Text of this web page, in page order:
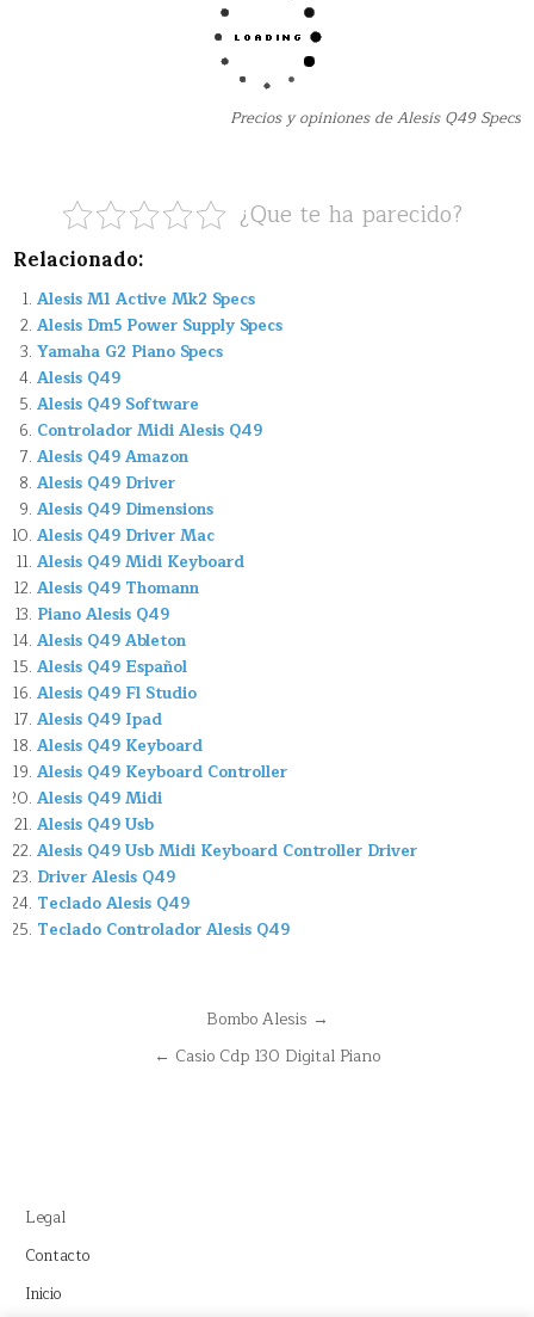
Precios y opiniones de Alesis Q49 Specs
¿Que te ha parecido?
Relacionado:
Alesis M1 Active Mk2 Specs
Alesis Dm5 Power Supply Specs
Yamaha G2 Piano Specs
Alesis Q49
Alesis Q49 Software
Controlador Midi Alesis Q49
Alesis Q49 Amazon
Alesis Q49 Driver
Alesis Q49 Dimensions
Alesis Q49 Driver Mac
Alesis Q49 Midi Keyboard
Alesis Q49 Thomann
Piano Alesis Q49
Alesis Q49 Ableton
Alesis Q49 Español
Alesis Q49 Fl Studio
Alesis Q49 Ipad
Alesis Q49 Keyboard
Alesis Q49 Keyboard Controller
Alesis Q49 Midi
Alesis Q49 Usb
Alesis Q49 Usb Midi Keyboard Controller Driver
Driver Alesis Q49
Teclado Alesis Q49
Teclado Controlador Alesis Q49
Bombo Alesis →
← Casio Cdp 130 Digital Piano
Legal
Contacto
Inicio